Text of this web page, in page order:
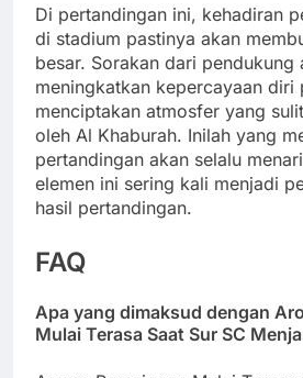
Di pertandingan ini, kehadiran
di stadium pastinya akan
besar. Sorakan dari pendukung
meningkatkan kepercayaan diri
menciptakan atmosfer yang
oleh Al Khaburah. Inilah yang
pertandingan akan selalu
elemen ini sering kali menjadi
hasil pertandingan.
FAQ
Apa yang dimaksud dengan
Mulai Terasa Saat Sur SC